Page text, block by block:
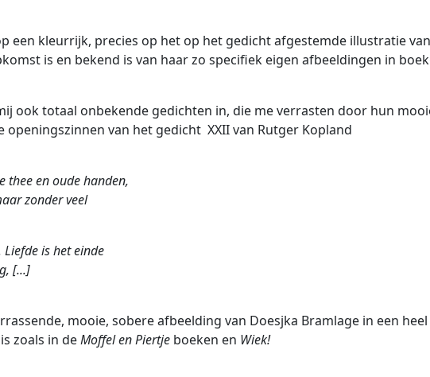
een kleurrijk, precies op het op het gedicht afgestemde illustratie van
is en bekend is van haar zo specifiek eigen afbeeldingen in
ook totaal onbekende gedichten in, die me verrasten door hun
openingszinnen van het gedicht XXII van Rutger Kopland
thee en oude handen,
zonder veel
is het einde
[...]
mooie, sobere afbeelding van Doesjka Bramlage in een
zoals in deMoffel en Piertje boeken en Wiek!